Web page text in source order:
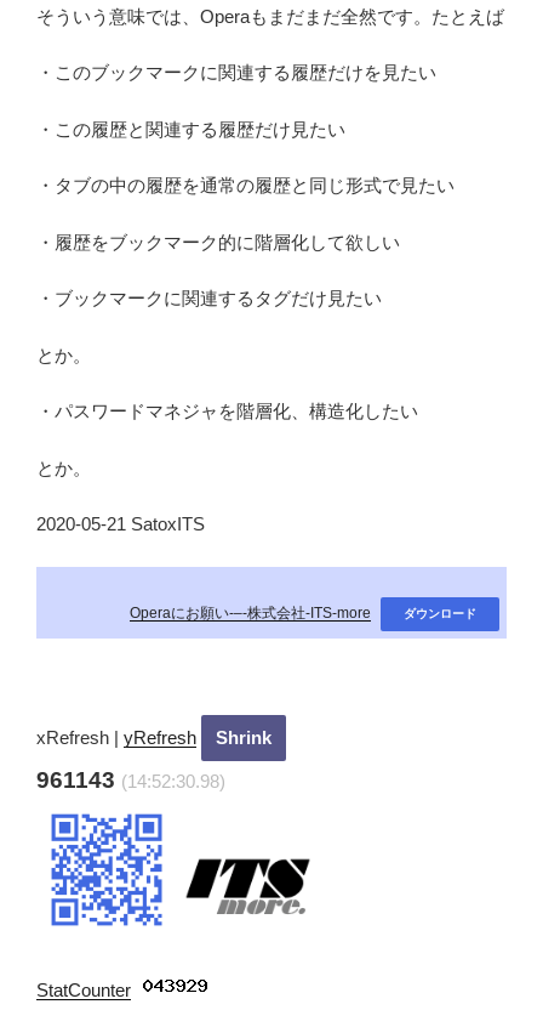
そういう意味では、Operaもまだまだ全然です。たとえば
・このブックマークに関連する履歴だけを見たい
・この履歴と関連する履歴だけ見たい
・タブの中の履歴を通常の履歴と同じ形式で見たい
・履歴をブックマーク的に階層化して欲しい
・ブックマークに関連するタグだけ見たい
とか。
・パスワードマネジャを階層化、構造化したい
とか。
2020-05-21 SatoxITS
Operaにお願い-–-株式会社-ITS-more ダウンロード
xRefresh | yRefresh
961143 (14:52:31.98)
StatCounter